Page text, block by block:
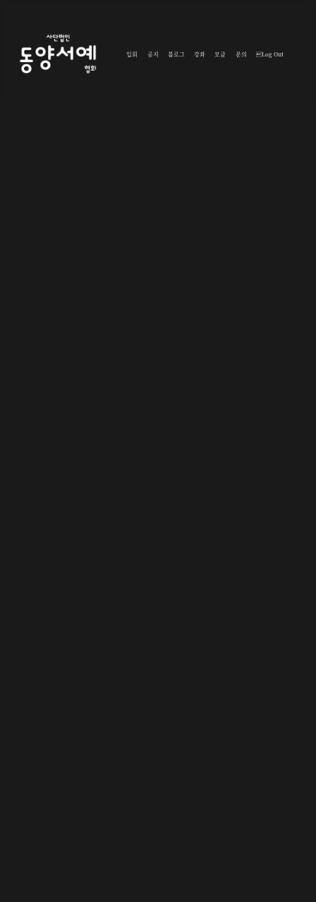
입회 공지 블로그 강좌 모금 문의 Log Out